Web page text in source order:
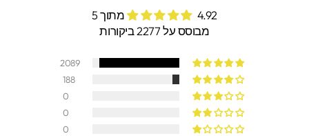
4.92 מתוך 5
מבוסס על 2277 ביקורות
2089
188
0
0
0